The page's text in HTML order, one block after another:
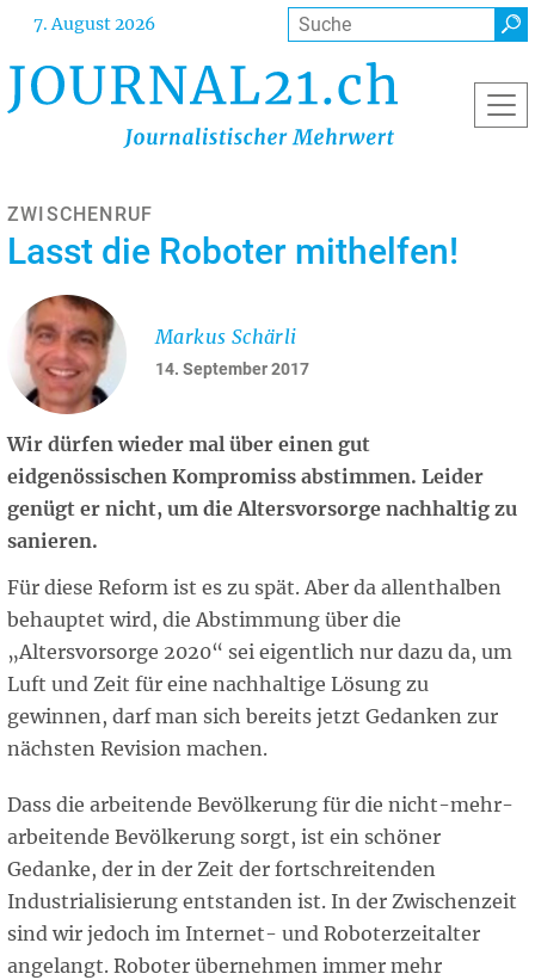
Direkt
Inhalt
7. August 2026 Suche
ZWISCHENRUF
Lasst die Roboter mithelfen!
14. September 2017
Markus Schärli
Wir dürfen wieder mal über einen gut
eidgenössischen Kompromiss abstimmen. Leider
genügt er nicht, um die Altersvorsorge nachhaltig zu
sanieren.
Für diese Reform ist es zu spät. Aber da allenthalben
behauptet wird, die Abstimmung über die
„Altersvorsorge 2020“ sei eigentlich nur dazu da, um
Luft und Zeit für eine nachhaltige Lösung zu
gewinnen, darf man sich bereits jetzt Gedanken zur
nächsten Revision machen.
Dass die arbeitende Bevölkerung für die nicht-mehr-
arbeitende Bevölkerung sorgt, ist ein schöner
Gedanke, der in der Zeit der fortschreitenden
Industrialisierung entstanden ist. In der Zwischenzeit
sind wir jedoch im Internet- und Roboterzeitalter
angelangt. Roboter übernehmen immer mehr